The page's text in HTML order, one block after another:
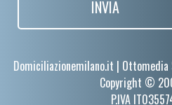
Domiciliazionemilano.it |
Copyright ©
P.IVA